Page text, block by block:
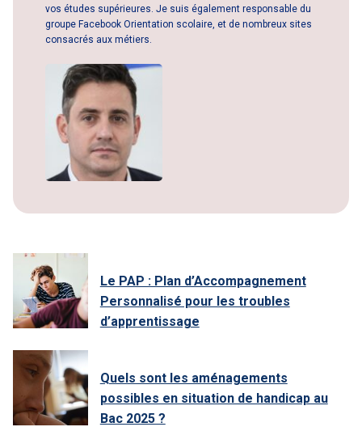
vos études supérieures. Je suis également responsable du
groupe Facebook Orientation scolaire, et de nombreux sites
consacrés aux métiers.
Le PAP : Plan d’Accompagnement
Personnalisé pour les troubles
d’apprentissage
Quels sont les aménagements
possibles en situation de handicap au
Bac 2025 ?